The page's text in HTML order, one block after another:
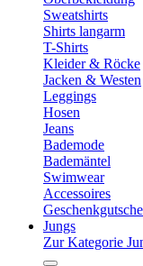
Sweatshirts
Shirts langarm
T-Shirts
Kleider & Röcke
Jacken & Westen
Leggings
Hosen
Jeans
Bademode
Bademäntel
Swimwear
Accessoires
Jungs
Zur Kategorie